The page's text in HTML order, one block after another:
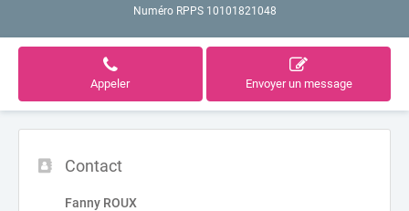
Numéro RPPS 10101821048
Appeler Envoyer un message
Contact
Fanny ROUX